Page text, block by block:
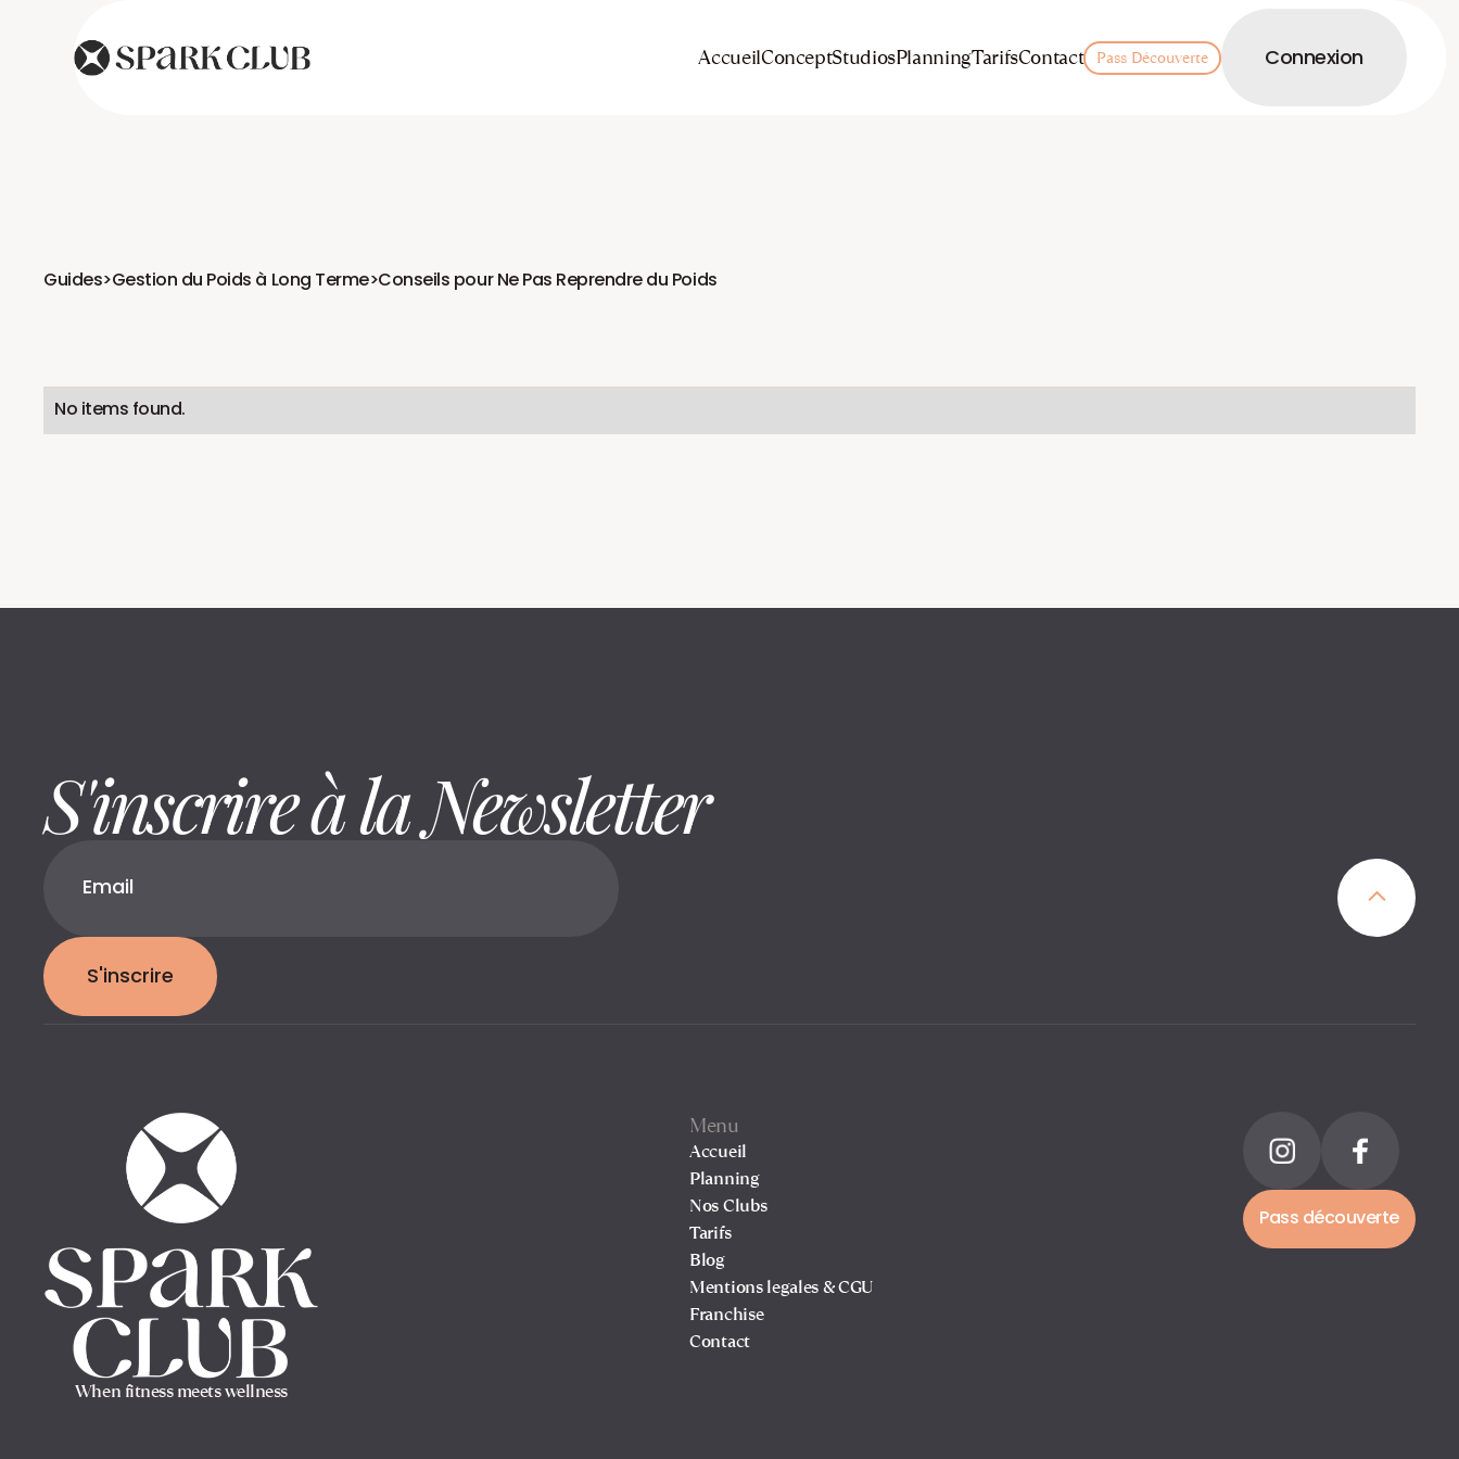
AccueilConceptStudiosPlanningTarifsContact Pass Découverte Connexion
Guides>Gestion du Poids à Long Terme>Conseils pour Ne Pas Reprendre du Poids
No items found.
S'inscrire à la Newsletter
S'inscrire
When fitness meets wellness
Menu
Accueil
Planning
Nos Clubs
Tarifs
Blog
Mentions legales & CGU
Franchise
Contact
Pass découverte